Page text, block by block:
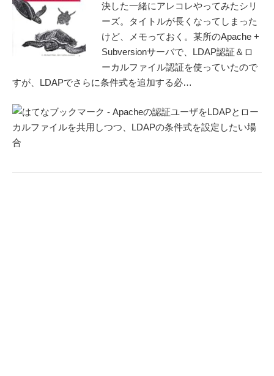
決した一緒にアレコレやってみたシリ
ーズ。タイトルが長くなってしまった
けど、メモっておく。某所のApache +
Subversionサーバで、LDAP認証＆ロ
ーカルファイル認証を使っていたので
すが、LDAPでさらに条件式を追加する必…